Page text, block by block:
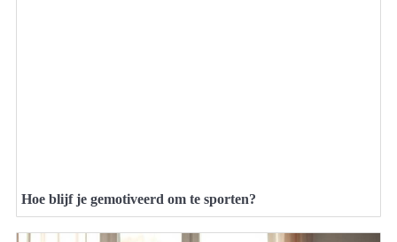
Hoe blijf je gemotiveerd om te sporten?